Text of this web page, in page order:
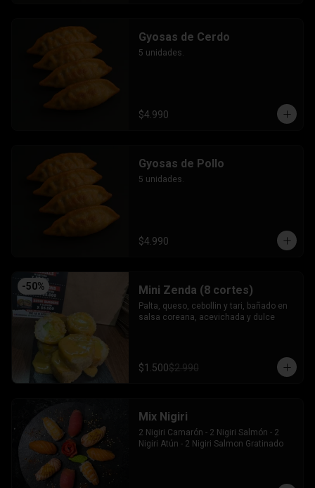
Gyosas de Cerdo
5 unidades.
$4.990
Gyosas de Pollo
5 unidades.
$4.990
-50% Mini Zenda (8 cortes)
Palta, queso, cebollin y tari, bañado en
salsa coreana, acevichada y dulce
$1.500$2.990
Mix Nigiri
2 Nigiri Camarón - 2 Nigiri Salmón - 2
Nigiri Atún - 2 Nigiri Salmon Gratinado